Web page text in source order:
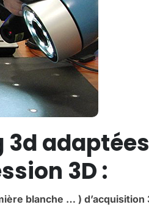
3D :
blanche … )